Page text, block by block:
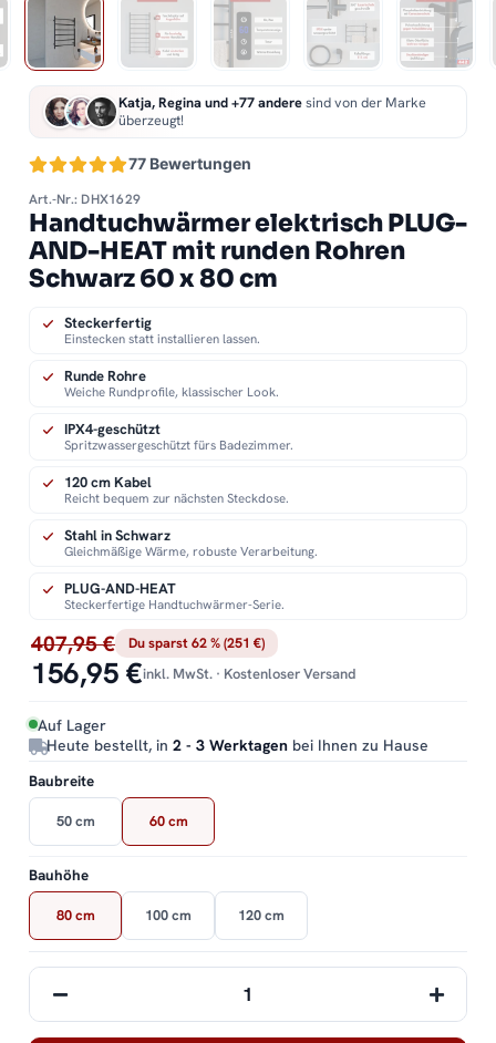
77 Bewertungen
Katja, Regina und +77 anderesind von der Marke
überzeugt!
Art.-Nr.: DHX1629
Handtuchwärmer elektrisch PLUG-
AND-HEAT mit runden Rohren
Schwarz 60 x 80 cm
407,95 € Du sparst 62 % (251 €)
156,95 €inkl. MwSt. · Kostenloser Versand
Auf Lager
Heute bestellt, in 2 - 3 Werktagen bei Ihnen zu Hause
Steckerfertig
Einstecken statt installieren lassen.
Runde Rohre
Weiche Rundprofile, klassischer Look.
IPX4-geschützt
Spritzwassergeschützt fürs Badezimmer.
120 cm Kabel
Reicht bequem zur nächsten Steckdose.
Stahl in Schwarz
Gleichmäßige Wärme, robuste Verarbeitung.
PLUG-AND-HEAT
Steckerfertige Handtuchwärmer-Serie.
Baubreite
50 cm 60 cm
Bauhöhe
80 cm 100 cm 120 cm